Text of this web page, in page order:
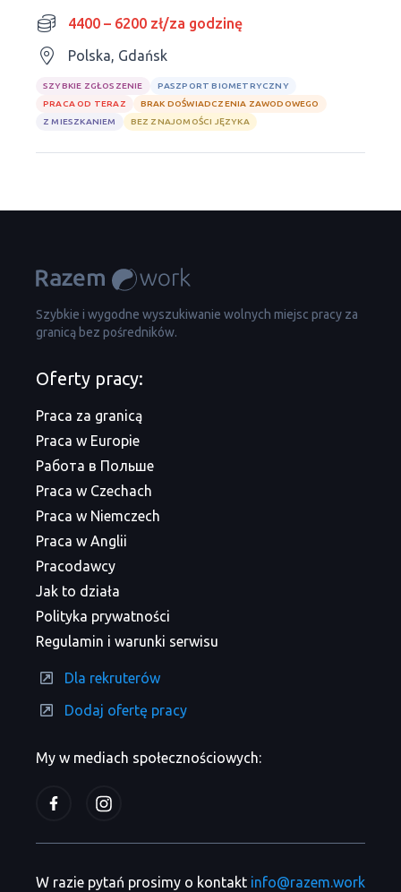
4400 – 6200 zł/za godzinę
Polska, Gdańsk
SZYBKIE ZGŁOSZENIE
PASZPORT BIOMETRYCZNY
PRACA OD TERAZ
BRAK DOŚWIADCZENIA ZAWODOWEGO
Z MIESZKANIEM
BEZ ZNAJOMOŚCI JĘZYKA
Szybkie i wygodne wyszukiwanie wolnych miejsc pracy za
granicą bez pośredników.
My w mediach społecznościowych:
Oferty pracy:
Praca za granicą
Praca w Europie
Работа в Польше
Praca w Czechach
Praca w Niemczech
Praca w Anglii
Pracodawcy
Jak to działa
Polityka prywatności
Regulamin i warunki serwisu
Dla rekruterów
Dodaj ofertę pracy
W razie pytań prosimy o kontakt info@razem.work